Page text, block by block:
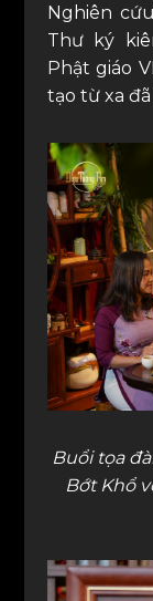
Nghiên
Thư ký
Phật giáo
tạo từ xa
Buổi tọa
Bớt Khổ